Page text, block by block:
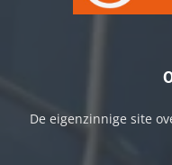
De eigenzinnige site